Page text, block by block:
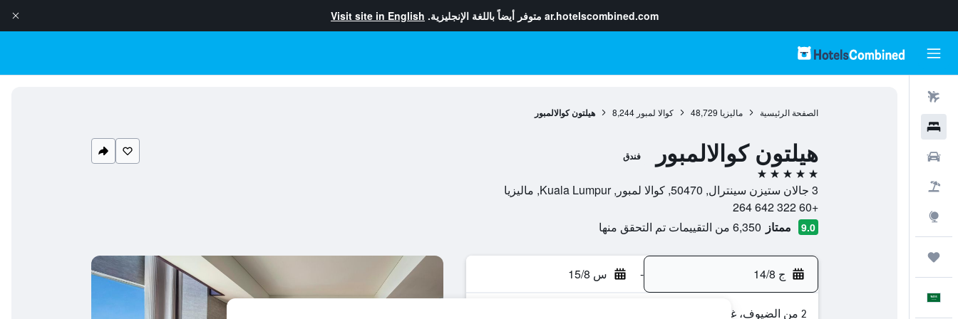
ar.hotelscombined.com متوفر أيضاً باللغة الإنجليزية. Visit site in English
الصفحة الرئيسية ماليزيا 48,729 كوالا لمبور 8,244 هيلتون كوالالمبور
هيلتون كوالالمبور فندق
5 نجوم
3 جالان ستيزن سينترال, 50470, كوالا لمبور, Kuala Lumpur, ماليزيا
+60 322 642 264
9.0 ممتاز 6,350 من التقييمات تم التحقق منها
ج 14/8 - س 15/8
2 من الضيوف، غرفة واحدة